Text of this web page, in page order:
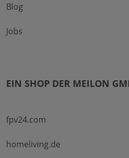
Blog
Jobs
EIN SHOP DER MEILON
fpv24.com
homeliving.de